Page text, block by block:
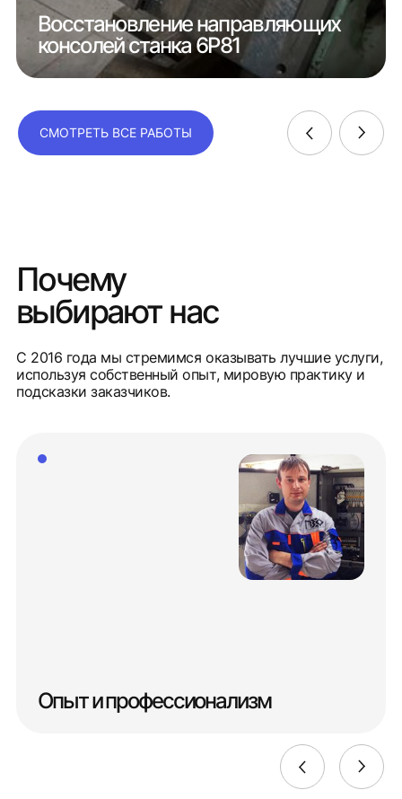
Восстановление направляющих
консолей станка 6Р81
СМОТРЕТЬ ВСЕ РАБОТЫ
Почему
выбирают нас
С 2016 года мы стремимся оказывать лучшие услуги,
используя собственный опыт, мировую практику и
подсказки заказчиков.
Опыт и профессионализм